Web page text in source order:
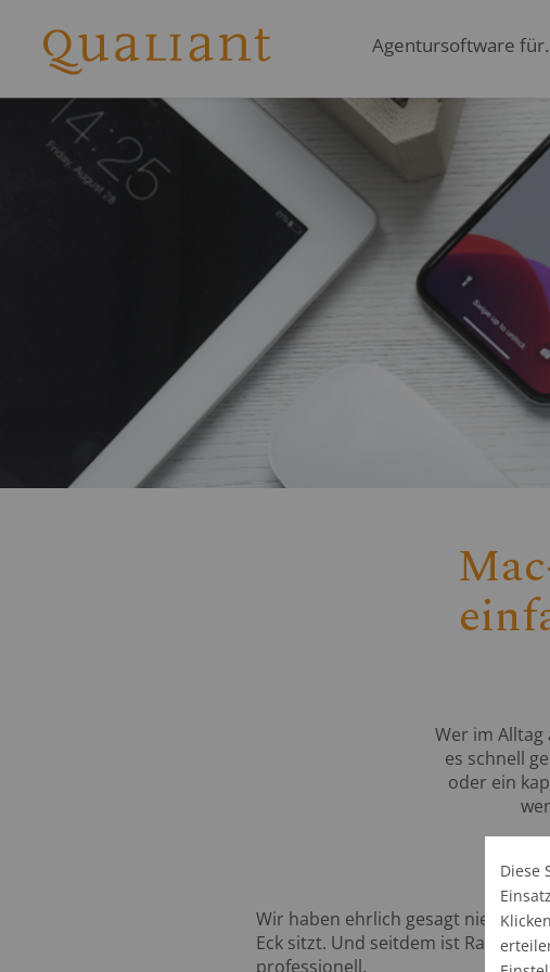
Agentursoftware
Wer im Alltag
es schnell
oder ein
Wir haben ehrlich gesagt nie lange
Eck sitzt. Und seitdem ist Raza
professionell.
Diese